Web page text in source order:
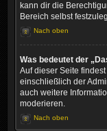
kann dir die
Bereich selbst
Nach oben
Was bedeutet der
Auf dieser Seite
einschließlich der
auch weitere
moderieren.
Nach oben